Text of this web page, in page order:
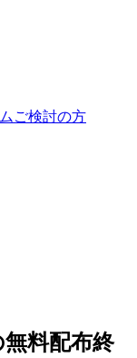
ご検討の方
料配布終